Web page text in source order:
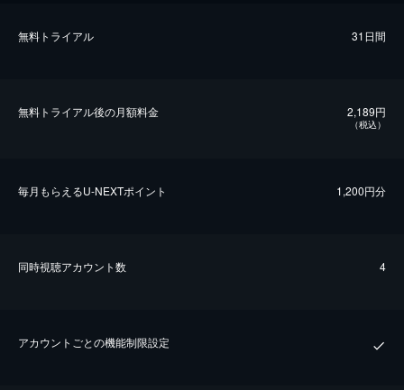
無料トライアル 31日間
無料トライアル後の⽉額料金 2,189円
（税込）
毎⽉もらえるU-NEXTポイント 1,200円分
同時視聴アカウント数 4
アカウントごとの機能制限設定